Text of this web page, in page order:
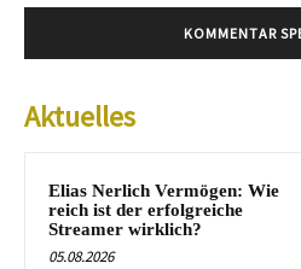
Aktuelles
Elias Nerlich Vermögen: Wie
reich ist der erfolgreiche
Streamer wirklich?
05.08.2026